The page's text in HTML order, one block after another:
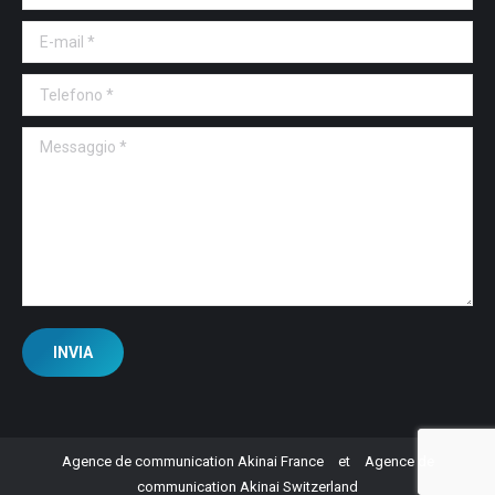
E-mail *
Telefono *
Messaggio *
INVIA
Agence de communication Akinai France et Agence de
communication Akinai Switzerland